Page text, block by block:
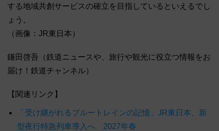
する地域共創サービスの確立を目指しているといえるでし
ょう。
（画像：JR東日本）
鎌田啓吾（鉄道ニュースや、旅行や観光に役立つ情報をお
届け！鉄道チャンネル）
【関連リンク】
「受け継がれるブルートレインの記憶」JR東日本、新
型夜行特急列車導入へ 2027年春